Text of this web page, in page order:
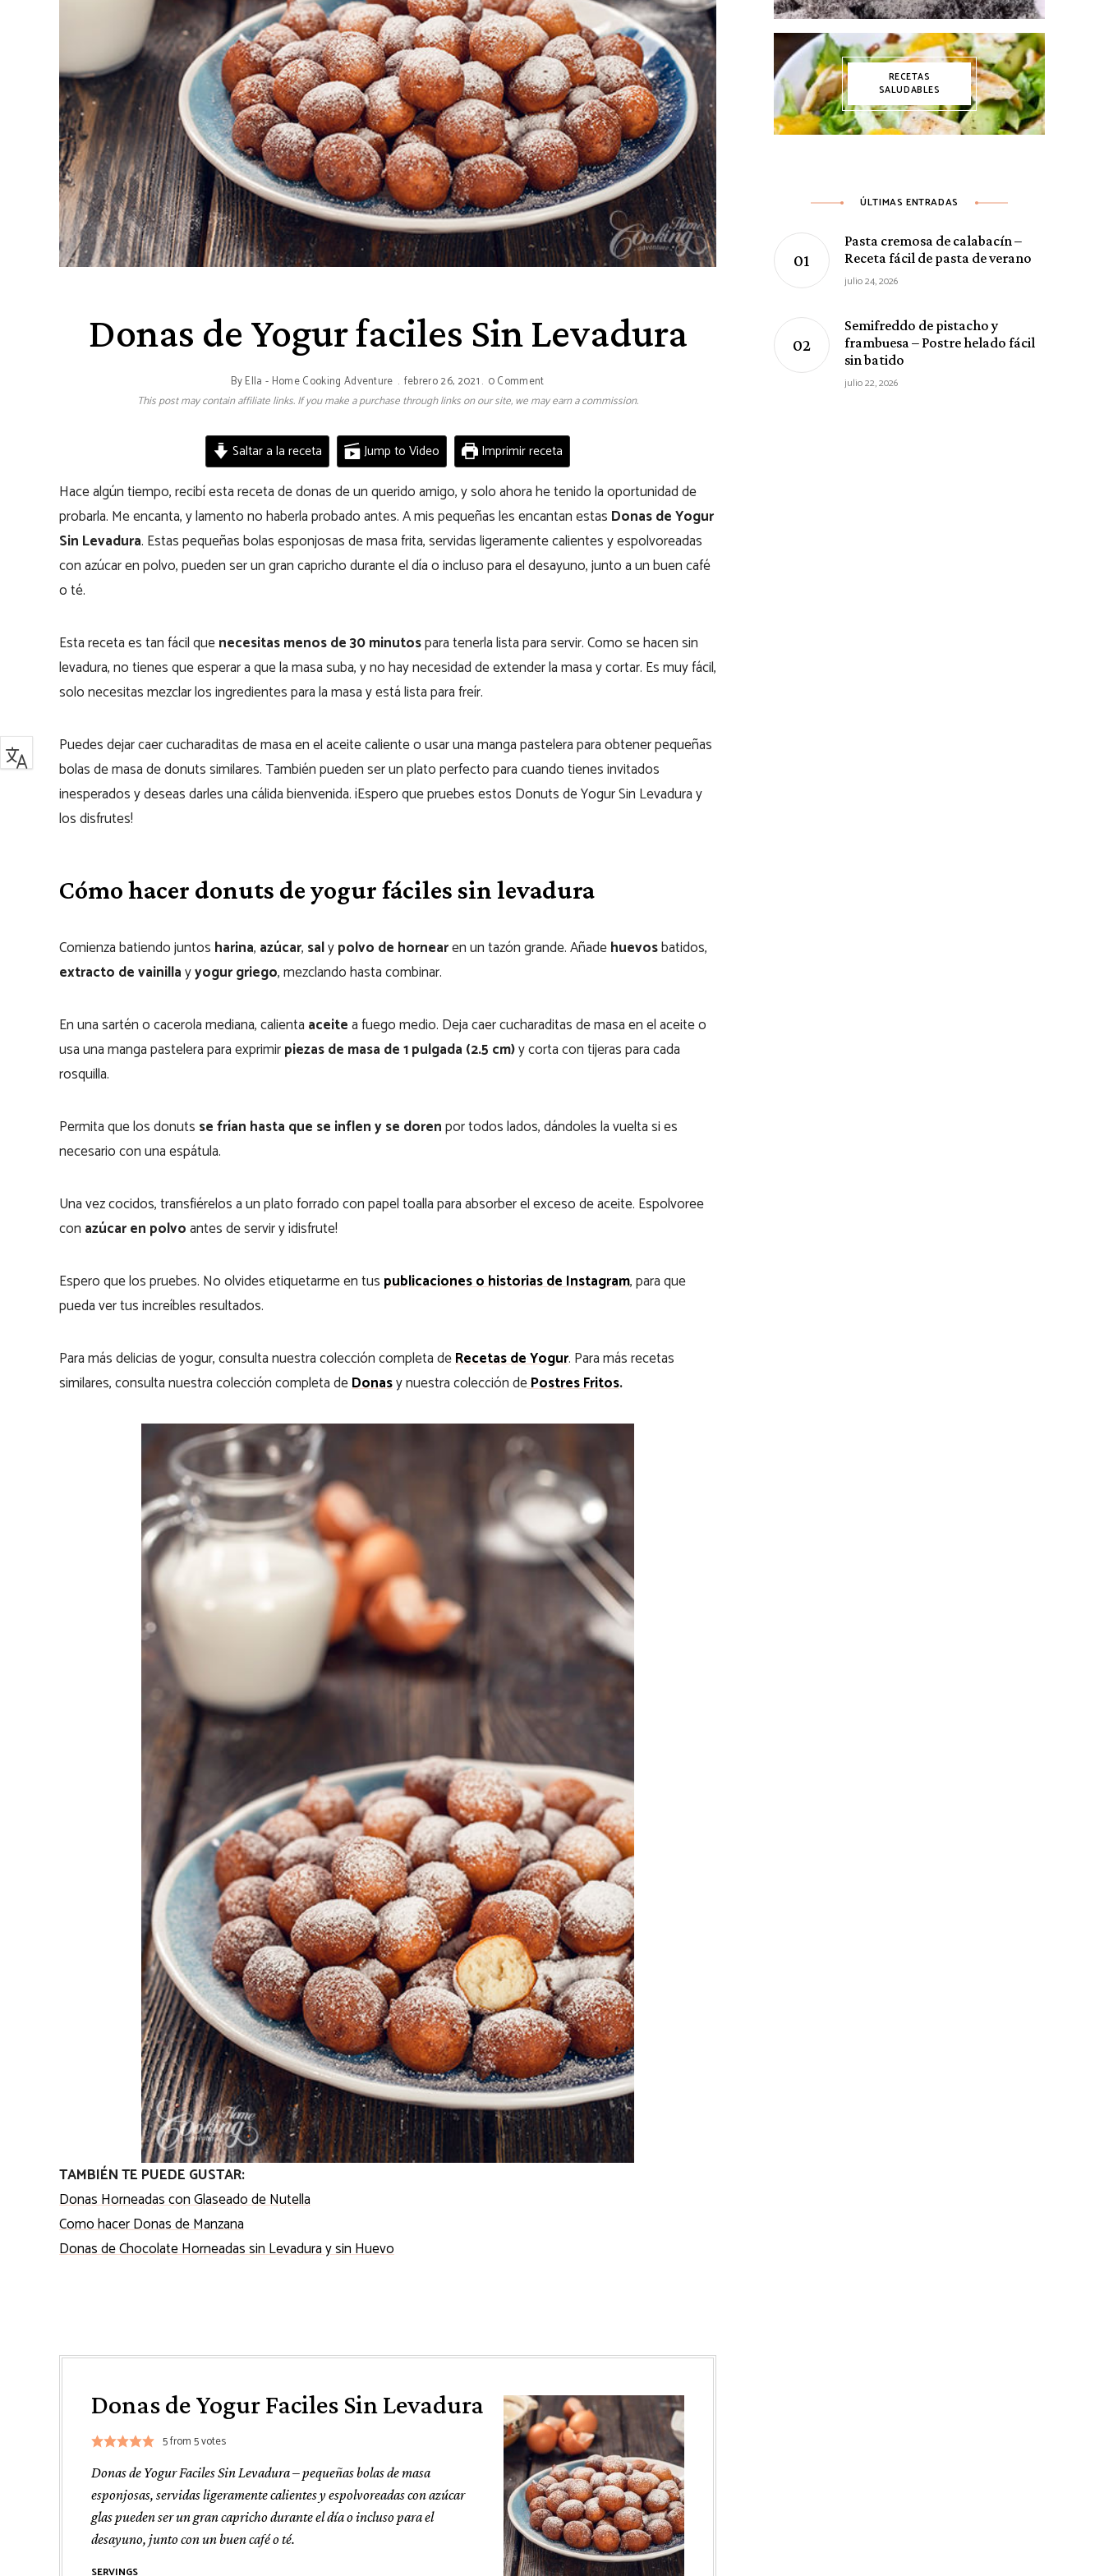
Donas de Yogur faciles Sin Levadura
ByElla - Home Cooking Adventure febrero 26, 2021 0 Comment
This post may contain affiliate links. If you make a purchase through links on our site, we may earn a commission.
Saltar a la receta Jump to Video Imprimir receta
Hace algún tiempo, recibí esta receta de donas de un querido amigo, y solo ahora he tenido la oportunidad de
probarla. Me encanta, y lamento no haberla probado antes. A mis pequeñas les encantan estas Donas de Yogur
Sin Levadura. Estas pequeñas bolas esponjosas de masa frita, servidas ligeramente calientes y espolvoreadas
con azúcar en polvo, pueden ser un gran capricho durante el día o incluso para el desayuno, junto a un buen café
o té.
Esta receta es tan fácil quenecesitas menos de 30 minutospara tenerla lista para servir. Como se hacen sin
levadura, no tienes que esperar a que la masa suba, y no hay necesidad de extender la masa y cortar. Es muy fácil,
solo necesitas mezclar los ingredientes para la masa y está lista para freír.
Puedes dejar caer cucharaditas de masa en el aceite caliente o usar una manga pastelera para obtener pequeñas
bolas de masa de donuts similares. También pueden ser un plato perfecto para cuando tienes invitados
inesperados y deseas darles una cálida bienvenida. ¡Espero que pruebes estos Donuts de Yogur Sin Levadura y
los disfrutes!
Cómo hacer donuts de yogur fáciles sin levadura
Comienza batiendo juntos harina, azúcar, salypolvo de hornearen un tazón grande. Añadehuevosbatidos,
extracto de vainillayyogur griego, mezclando hasta combinar.
En una sartén o cacerola mediana, calienta aceitea fuego medio. Deja caer cucharaditas de masa en el aceite o
usa una manga pastelera para exprimirpiezas de masa de 1 pulgada (2.5 cm)y corta con tijeras para cada
rosquilla.
Permita que los donuts se frían hasta que se inflen y se dorenpor todos lados, dándoles la vuelta si es
necesario con una espátula.
Una vez cocidos, transfiérelos a un plato forrado con papel toalla para absorber el exceso de aceite. Espolvoree
con azúcar en polvoantes de servir y ¡disfrute!
Espero que los pruebes. No olvides etiquetarme en tus publicaciones o historias de Instagram, para que
pueda ver tus increíbles resultados.
Para más delicias de yogur, consulta nuestra colección completa deRecetas de Yogur. Para más recetas
similares, consulta nuestra colección completa deDonasy nuestra colección dePostres Fritos.
TAMBIÉN TE PUEDE GUSTAR:
Donas Horneadas con Glaseado de Nutella
Como hacer Donas de Manzana
Donas de Chocolate Horneadas sin Levadura y sin Huevo
Donas de Yogur Faciles Sin Levadura
5from5votes
Donas de Yogur Faciles Sin Levadura – pequeñas bolas de masa
esponjosas, servidas ligeramente calientes y espolvoreadas con azúcar
glas pueden ser un gran capricho durante el día o incluso para el
desayuno, junto con un buen café o té.
SERVINGS
RECETAS
SALUDABLES
ÚLTIMAS ENTRADAS
Pasta cremosa de calabacín –
Receta fácil de pasta de verano
julio 24, 2026
Semifreddo de pistacho y
frambuesa – Postre helado fácil
sin batido
julio 22, 2026